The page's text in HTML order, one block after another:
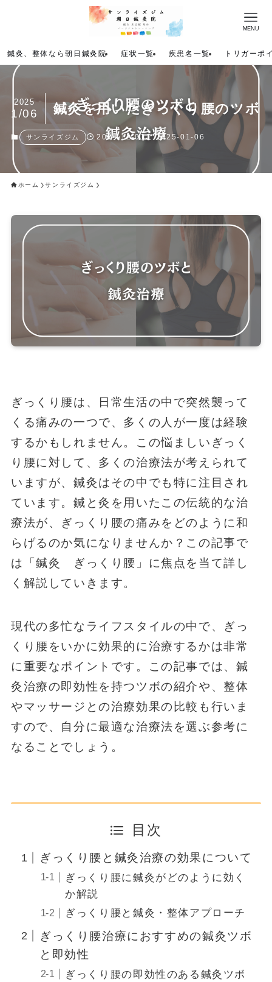
MENU
鍼灸、整体なら朝日鍼灸院 症状一覧 疾患名一覧 トリガーポ
鍼灸を用いたぎっくり腰のツボ
2025
1/06
サンライズジム 2024-12-01 2025-01-06
ホーム サンライズジム
ぎっくり腰は、日常生活の中で突然襲って
くる痛みの一つで、多くの人が一度は経験
するかもしれません。この悩ましいぎっく
り腰に対して、多くの治療法が考えられて
いますが、鍼灸はその中でも特に注目され
ています。鍼と灸を用いたこの伝統的な治
療法が、ぎっくり腰の痛みをどのように和
らげるのか気になりませんか？この記事で
は「鍼灸 ぎっくり腰」に焦点を当て詳し
く解説していきます。
現代の多忙なライフスタイルの中で、ぎっ
くり腰をいかに効果的に治療するかは非常
に重要なポイントです。この記事では、鍼
灸治療の即効性を持つツボの紹介や、整体
やマッサージとの治療効果の比較も行いま
すので、自分に最適な治療法を選ぶ参考に
なることでしょう。
目次
ぎっくり腰と鍼灸治療の効果について
ぎっくり腰に鍼灸がどのように効く
か解説
ぎっくり腰と鍼灸・整体アプローチ
ぎっくり腰治療におすすめの鍼灸ツボ
と即効性
ぎっくり腰の即効性のある鍼灸ツボ